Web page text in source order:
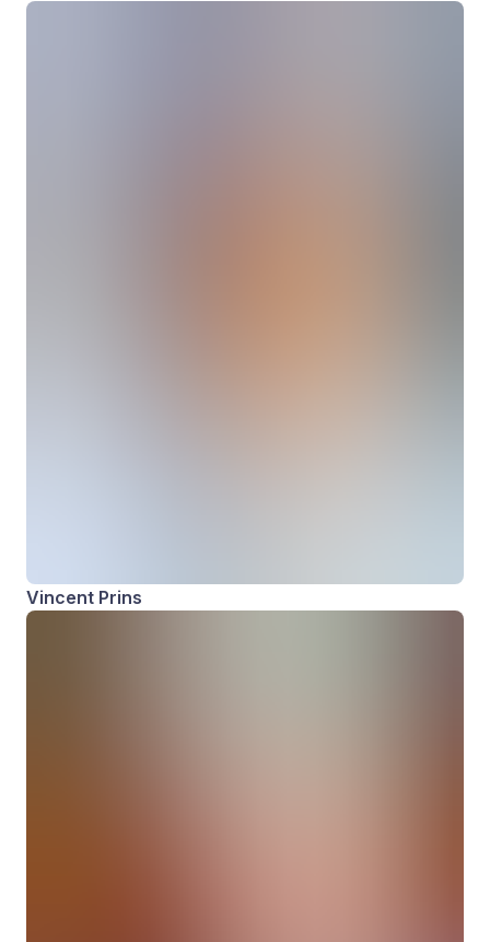
Vincent Prins